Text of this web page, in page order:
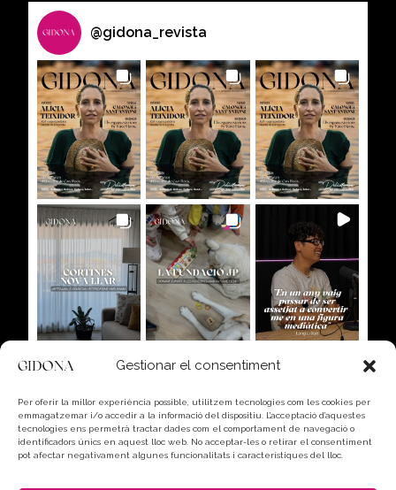
Gestionar el consentiment
Per oferir la millor experiència possible, utilitzem tecnologies com les cookies per
emmagatzemar i/o accedir a la informació del dispositiu. L’acceptació d’aquestes
tecnologies ens permetrà tractar dades com el comportament de navegació o
identificadors únics en aquest lloc web. No acceptar-les o retirar el consentiment
pot afectar negativament algunes funcionalitats i característiques del lloc.
@gidona_revista